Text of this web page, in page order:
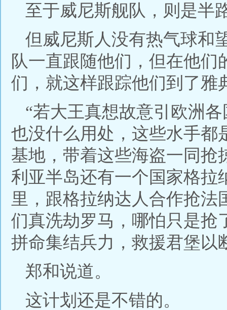
至于威尼斯舰队，则是半
但威尼斯人没有热气球和
队一直跟随他们，但在他
们，就这样跟踪他们到了雅
“若大王真想故意引欧洲
也没什么用处，这些水手都
基地，带着这些海盗一同抢
利亚半岛还有一个国家格拉
里，跟格拉纳达人合作抢
们真洗劫罗马，哪怕只是抢
拼命集结兵力，救援君堡以
郑和说道。
这计划还是不错的。